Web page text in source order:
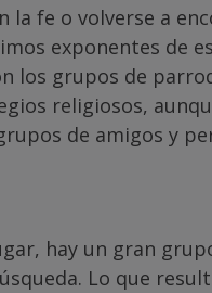
la fe o volverse a
exponentes de
los grupos de
religiosos,
de amigos y
hay un gran
Lo que